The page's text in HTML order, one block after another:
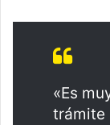
«Es
trámite